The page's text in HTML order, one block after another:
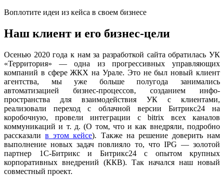
Воплотите идеи из кейса в своем бизнесе
Наш клиент и его бизнес-цели
Осенью 2020 года к нам за разработкой сайта обратилась УК
«Территория» — одна из прогрессивных управляющих
компаний в сфере ЖКХ на Урале. Это не был новый клиент
агентства, мы уже больше полугода занимались
автоматизацией бизнес-процессов, созданием инфо-
пространства для взаимодействия УК с клиентами,
реализовали переход с облачной версии Битрикс24 на
коробочную, провели интеграции с bitrix всех каналов
коммуникаций и т. д. (О том, что и как внедряли, подробно
рассказалив этом кейсе). Также на решение доверить нам
выполнение новых задач повлияло то, что IPG — золотой
партнер 1С-Битрикс и Битрикс24 с опытом крупных
корпоративных внедрений (ККВ). Так начался наш новый
совместный проект.